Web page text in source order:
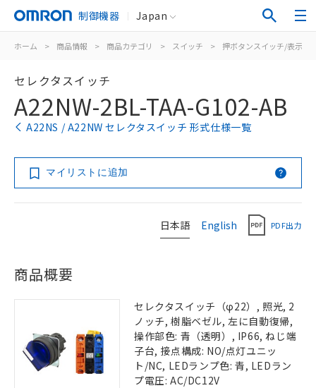
制御機器 Japan
ホーム > 商品情報 > 商品カテゴリ > スイッチ > 押ボタンスイッチ/表示灯
セレクタスイッチ
A22NW-2BL-TAA-G102-AB
A22NS / A22NW セレクタスイッチ 形式仕様一覧
マイリストに追加
日本語 English PDF出力
商品概要
セレクタスイッチ（φ22）, 照光, 2
ノッチ, 樹脂ベゼル, 左に自動復帰,
操作部色: 青（透明）, IP66, ねじ端
子台, 接点構成: NO/点灯ユニッ
ト/NC, LEDランプ色: 青, LEDラン
プ電圧: AC/DC12V